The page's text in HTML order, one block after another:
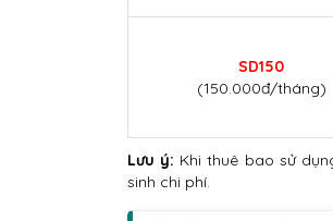
SD150
(150.000đ/tháng)
Lưu ý: Khi thuê bao sử
sinh chi phí.